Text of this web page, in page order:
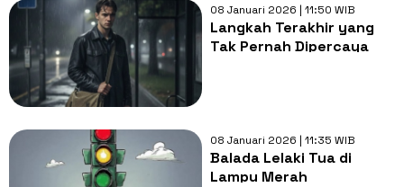
08 Januari 2026 | 11:50 WIB
Langkah Terakhir yang
Tak Pernah Dipercaya
08 Januari 2026 | 11:35 WIB
Balada Lelaki Tua di
Lampu Merah